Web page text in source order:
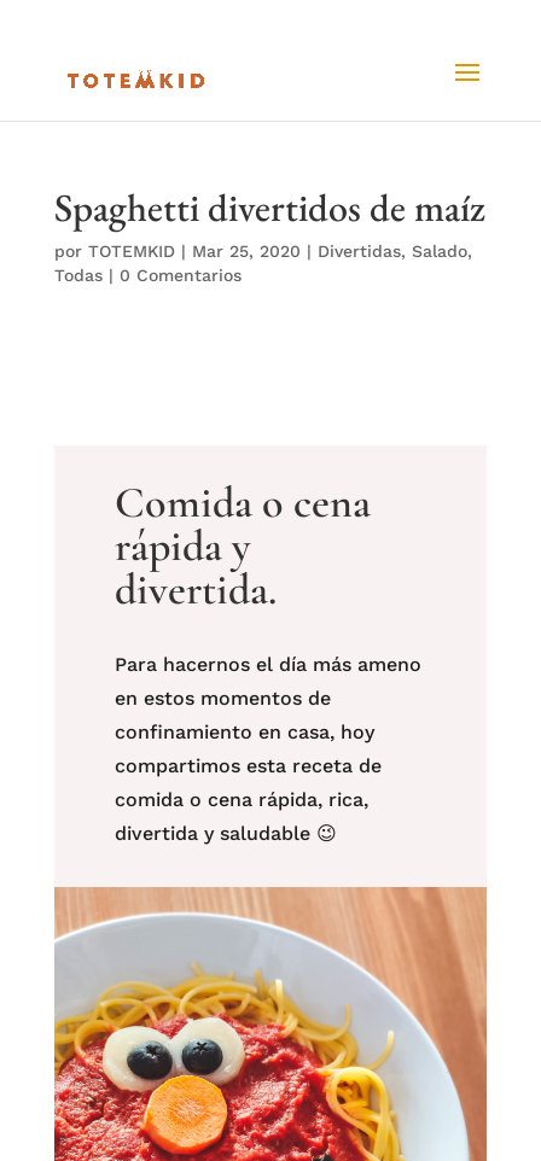
Spaghetti divertidos de maíz
por TOTEMKID| Mar 25, 2020 | Divertidas, Salado,
Todas| 0 Comentarios
Comida o cena
rápida y
divertida.
Para hacernos el día más ameno
en estos momentos de
confinamiento en casa, hoy
compartimos esta receta de
comida o cena rápida, rica,
divertida y saludable 😉⁠ ⁠